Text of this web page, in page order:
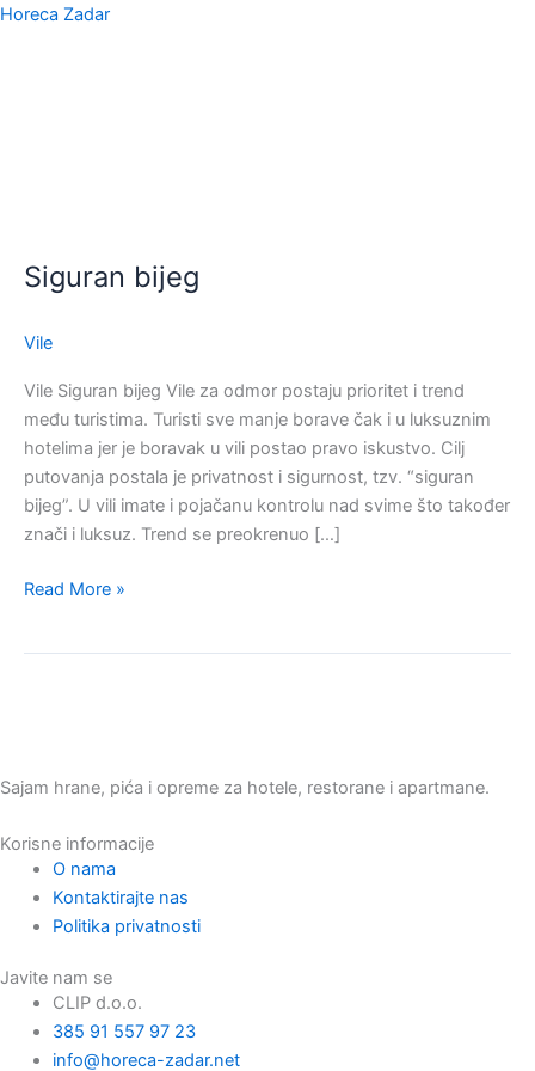
Skip
Horeca Zadar
Siguran bijeg
Vile
Vile Siguran bijeg Vile za odmor postaju prioritet i trend
među turistima. Turisti sve manje borave čak i u luksuznim
hotelima jer je boravak u vili postao pravo iskustvo. Cilj
putovanja postala je privatnost i sigurnost, tzv. “siguran
bijeg”. U vili imate i pojačanu kontrolu nad svime što također
znači i luksuz. Trend se preokrenuo […]
Read More »
Sajam hrane, pića i opreme za hotele, restorane i apartmane.
Korisne informacije
O nama
Kontaktirajte nas
Politika privatnosti
Javite nam se
CLIP d.o.o.
385 91 557 97 23
info@horeca-zadar.net